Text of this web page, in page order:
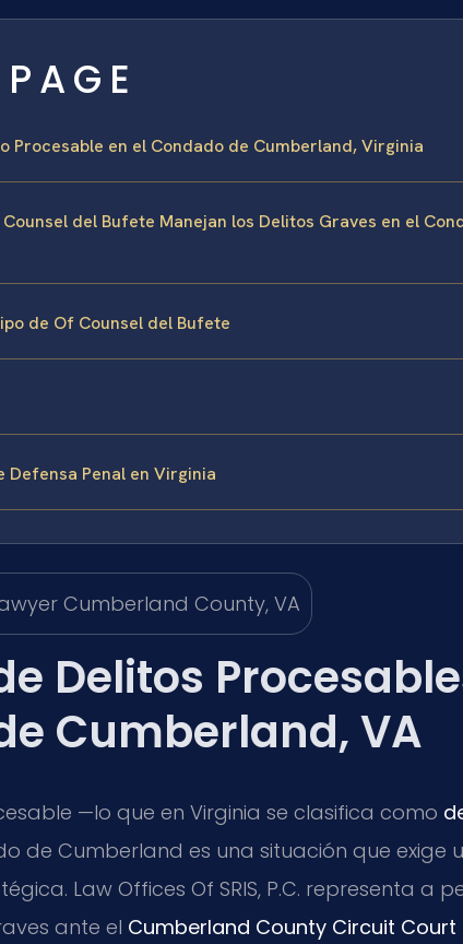
Procesable en el Condado de Cumberland, Virginia
del Bufete Manejan los Delitos Graves en el
de Of Counsel del Bufete
Defensa Penal en Virginia
Delitos
Cumberland, VA
—lo que en Virginia se clasifica como
de Cumberland es una situación que exige
Law Offices Of SRIS, P.C. representa a
ante el Cumberland County Circuit Court